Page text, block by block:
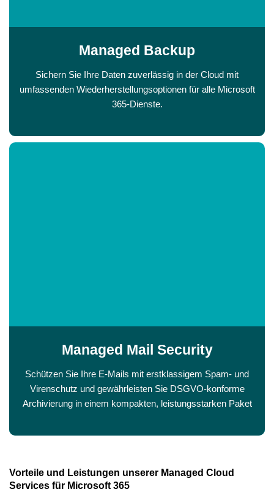
Managed Backup
Sichern Sie Ihre Daten zuverlässig in der Cloud mit
umfassenden Wiederherstellungsoptionen für alle Microsoft
365-Dienste.
Managed Mail Security
Schützen Sie Ihre E-Mails mit erstklassigem Spam- und
Virenschutz und gewährleisten Sie DSGVO-konforme
Archivierung in einem kompakten, leistungsstarken Paket
Vorteile und Leistungen unserer Managed Cloud
Services für Microsoft 365